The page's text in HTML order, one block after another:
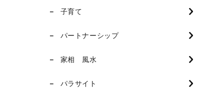
子育て
パートナーシップ
家相 風水
パラサイト